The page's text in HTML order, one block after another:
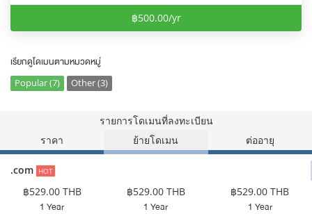
฿500.00/yr
เรียกดูโดเมนตามหมวดหมู่
Popular (7) Other (3)
รายการโดเมนที่ลงทะเบียน
ราคา
ย้ายโดเมน ต่ออายุ
.com HOT
฿529.00 THB
1 Year
฿529.00 THB
1 Year
฿529.00 THB
1 Year